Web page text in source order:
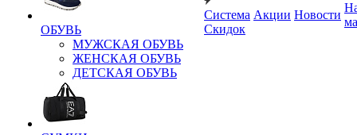
ОБУВЬ
МУЖСКАЯ ОБУВЬ
ЖЕНСКАЯ ОБУВЬ
ДЕТСКАЯ ОБУВЬ
Система
Скидок
Акции Новости